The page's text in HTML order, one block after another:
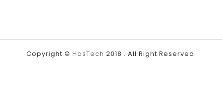
Copyright © HasTech 2018 . All Right Reserved.